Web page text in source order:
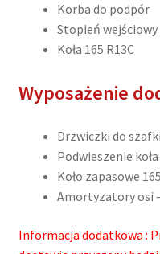
Korba do podpór
Stopień wejściowy
Koła 165 R13C
Wyposażenie
Drzwiczki do
Podwieszenie
Koło zapasowe
Amortyzatory osi
Informacja dodatkowa :